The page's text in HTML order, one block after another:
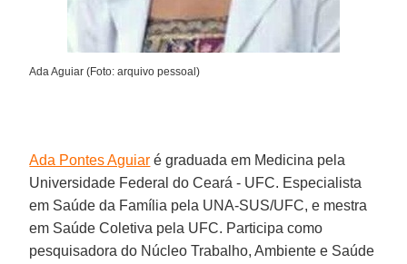
Ada Aguiar (Foto: arquivo pessoal)
Ada Pontes Aguiar é graduada em Medicina pela
Universidade Federal do Ceará - UFC. Especialista
em Saúde da Família pela UNA-SUS/UFC, e mestra
em Saúde Coletiva pela UFC. Participa como
pesquisadora do Núcleo Trabalho, Ambiente e Saúde